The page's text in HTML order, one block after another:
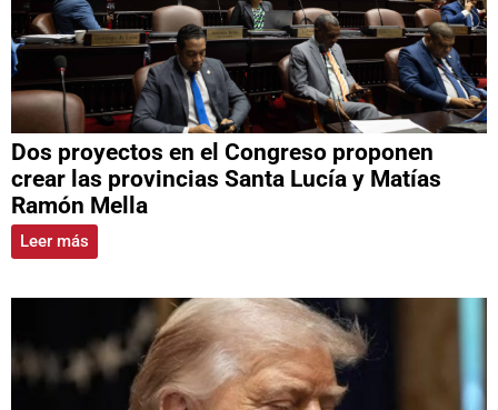
Dos proyectos en el Congreso proponen
crear las provincias Santa Lucía y Matías
Ramón Mella
Leer más